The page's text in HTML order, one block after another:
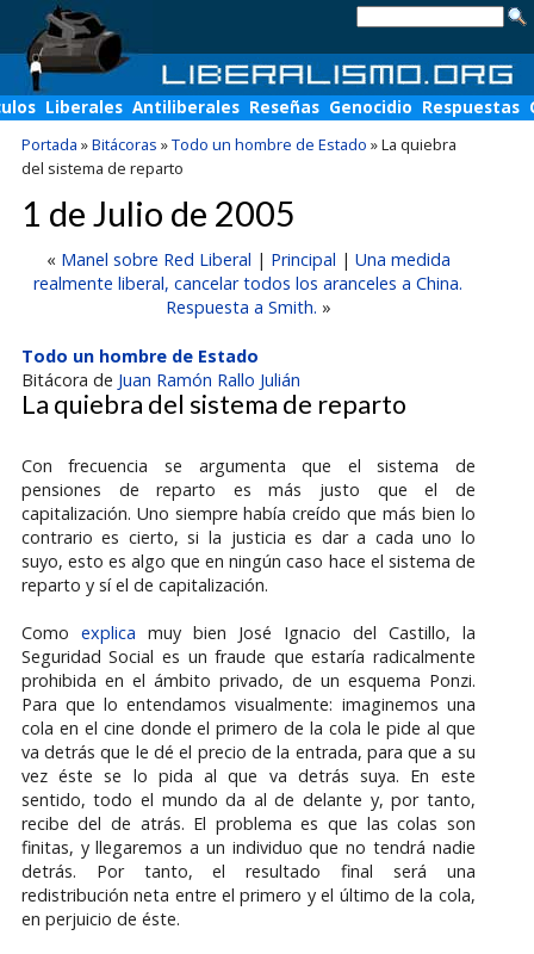
Liberales Antiliberales Reseñas Genocidio Respuestas
Portada »Bitácoras »Todo un hombre de Estado »La quiebra
del sistema de reparto
1 de Julio de 2005
« Manel sobre Red Liberal | Principal | Una medida
realmente liberal, cancelar todos los aranceles a China.
Respuesta a Smith. »
Todo un hombre de Estado
Bitácora de Juan Ramón Rallo Julián
La quiebra del sistema de reparto
Con frecuencia se argumenta que el sistema de
pensiones de reparto es más justo que el de
capitalización. Uno siempre había creído que más bien lo
contrario es cierto, si la justicia es dar a cada uno lo
suyo, esto es algo que en ningún caso hace el sistema de
reparto y sí el de capitalización.
Como explica muy bien José Ignacio del Castillo, la
Seguridad Social es un fraude que estaría radicalmente
prohibida en el ámbito privado, de un esquema Ponzi.
Para que lo entendamos visualmente: imaginemos una
cola en el cine donde el primero de la cola le pide al que
va detrás que le dé el precio de la entrada, para que a su
vez éste se lo pida al que va detrás suya. En este
sentido, todo el mundo da al de delante y, por tanto,
recibe del de atrás. El problema es que las colas son
finitas, y llegaremos a un individuo que no tendrá nadie
detrás. Por tanto, el resultado final será una
redistribución neta entre el primero y el último de la cola,
en perjuicio de éste.